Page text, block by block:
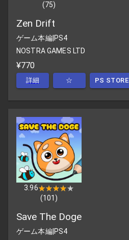
(75)
Zen Drift
ゲーム本編| PS4
NOSTRA GAMES LTD
¥770
詳細 ☆ PS STORE
3.96★★★★★
★★★★★
(101 )
Save The Doge
ゲーム本編|PS4